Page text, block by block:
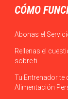
CÓMO
Abonas el
Rellenas el
sobre ti
Tu Entrenador te
Alimentación